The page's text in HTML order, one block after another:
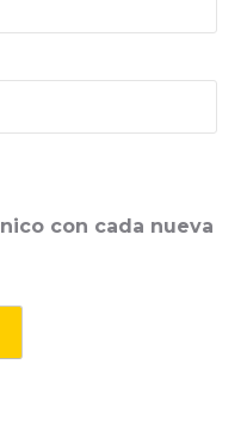
con cada nueva